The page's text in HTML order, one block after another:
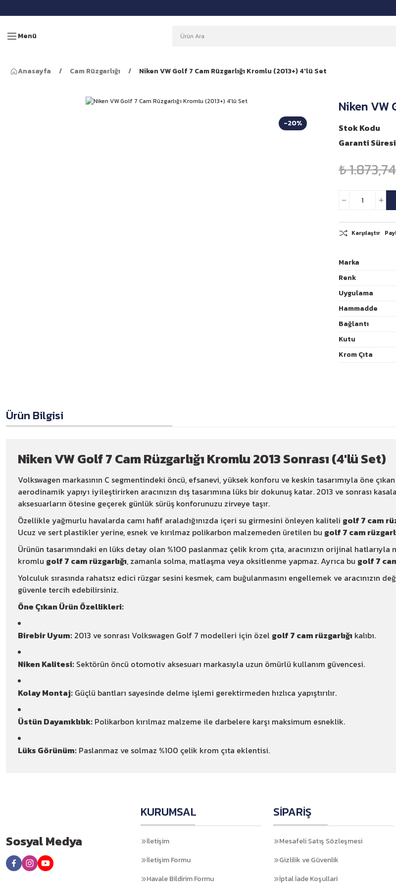
Menü
Anasayfa Cam Rüzgarlığı Niken VW Golf 7 Cam Rüzgarlığı Kromlu (2013+) 4'lü Set
-20%
Niken VW
Stok Kodu
Garanti Süresi
₺ 1.873,74
Marka
Renk
Uygulama
Hammadde
Bağlantı
Kutu
Krom Çıta
Ürün Bilgisi
Niken VW Golf 7 Cam Rüzgarlığı Kromlu 2013 Sonrası (4'lü Set)
Volkswagen markasının C segmentindeki öncü, efsanevi, yüksek konforu ve keskin tasarımıyla öne
aerodinamik yapıyı iyileştirirken aracınızın dış tasarımına lüks bir dokunuş katar. 2013 ve sonrası
aksesuarların ötesine geçerek günlük sürüş konforunuzu zirveye taşır.
Özellikle yağmurlu havalarda camı hafif araladığınızda içeri su girmesini önleyen kaliteli golf 7 cam
Ucuz ve sert plastikler yerine, esnek ve kırılmaz polikarbon malzemeden üretilen bu golf 7 cam
Ürünün tasarımındaki en lüks detay olan %100 paslanmaz çelik krom çıta, aracınızın orijinal
kromlu golf 7 cam rüzgarlığı, zamanla solma, matlaşma veya oksitlenme yapmaz. Ayrıca bu golf 7
Yolculuk sırasında rahatsız edici rüzgar sesini kesmek, cam buğulanmasını engellemek ve aracınızın
güvenle tercih edebilirsiniz.
Öne Çıkan Ürün Özellikleri:
Birebir Uyum: 2013 ve sonrası Volkswagen Golf 7 modelleri için özel golf 7 cam rüzgarlığı kalıbı.
Niken Kalitesi: Sektörün öncü otomotiv aksesuarı markasıyla uzun ömürlü kullanım güvencesi.
Kolay Montaj: Güçlü bantları sayesinde delme işlemi gerektirmeden hızlıca yapıştırılır.
Üstün Dayanıklılık: Polikarbon kırılmaz malzeme ile darbelere karşı maksimum esneklik.
Lüks Görünüm: Paslanmaz ve solmaz %100 çelik krom çıta eklentisi.
Sosyal Medya
KURUMSAL
İletişim
İletişim Formu
Havale Bildirim Formu
SİPARİŞ
Mesafeli Satış Sözleşmesi
Gizlilik ve Güvenlik
İptal İade Koşullari